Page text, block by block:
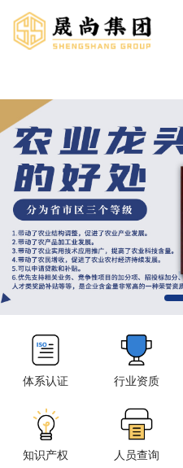
体系认证 行业资质
知识产权 人员查询